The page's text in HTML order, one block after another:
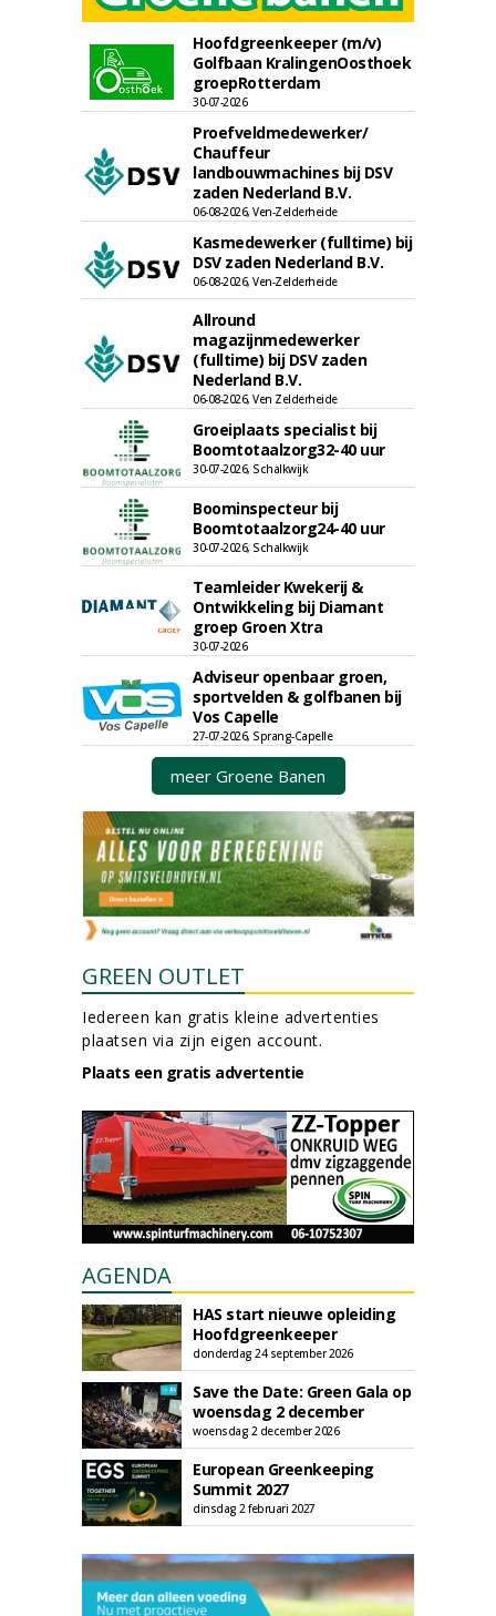
Hoofdgreenkeeper (m/v)
Golfbaan KralingenOosthoek
groepRotterdam
30-07-2026
Proefveldmedewerker/
Chauffeur
landbouwmachines bij DSV
zaden Nederland B.V.
06-08-2026, Ven-Zelderheide
Kasmedewerker (fulltime) bij
DSV zaden Nederland B.V.
06-08-2026, Ven-Zelderheide
Allround
magazijnmedewerker
(fulltime) bij DSV zaden
Nederland B.V.
06-08-2026, Ven Zelderheide
Groeiplaats specialist bij
Boomtotaalzorg32-40 uur
30-07-2026, Schalkwijk
Boominspecteur bij
Boomtotaalzorg24-40 uur
30-07-2026, Schalkwijk
Teamleider Kwekerij &
Ontwikkeling bij Diamant
groep Groen Xtra
30-07-2026
Adviseur openbaar groen,
sportvelden & golfbanen bij
Vos Capelle
27-07-2026, Sprang-Capelle
meer Groene Banen
GREEN OUTLET
Iedereen kan gratis kleine advertenties
plaatsen via zijn eigen account.
Plaats een gratis advertentie
AGENDA
HAS start nieuwe opleiding
Hoofdgreenkeeper
donderdag 24 september 2026
Save the Date: Green Gala op
woensdag 2 december
woensdag 2 december 2026
European Greenkeeping
Summit 2027
dinsdag 2 februari 2027